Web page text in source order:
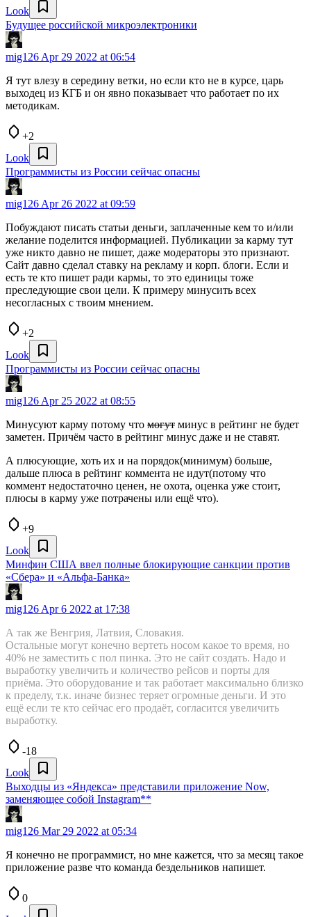
Look
Будущее российской микроэлектроники
mig126 Apr 29 2022 at 06:54
Я тут влезу в середину ветки, но если кто не в курсе, царь
выходец из КГБ и он явно показывает что работает по их
методикам.
+2
Look
Программисты из России сейчас опасны
mig126 Apr 26 2022 at 09:59
Побуждают писать статьи деньги, заплаченные кем то и/или
желание поделится информацией. Публикации за карму тут
уже никто давно не пишет, даже модераторы это признают.
Сайт давно сделал ставку на рекламу и корп. блоги. Если и
есть те кто пишет ради кармы, то это единицы тоже
преследующие свои цели. К примеру минусить всех
несогласных с твоим мнением.
+2
Look
Программисты из России сейчас опасны
mig126 Apr 25 2022 at 08:55
Минусуют карму потому что могут минус в рейтинг не будет
заметен. Причём часто в рейтинг минус даже и не ставят.
А плюсующие, хоть их и на порядок(минимум) больше,
дальше плюса в рейтинг коммента не идут(потому что
коммент недостаточно ценен, не охота, оценка уже стоит,
плюсы в карму уже потрачены или ещё что).
+9
Look
Минфин США ввел полные блокирующие санкции против
«Сбера» и «Альфа-Банка»
mig126 Apr 6 2022 at 17:38
А так же Венгрия, Латвия, Словакия.
Остальные могут конечно вертеть носом какое то время, но
40% не заместить с пол пинка. Это не сайт создать. Надо и
выработку увеличить и количество рейсов и порты для
приёма. Это оборудование и так работает максимально близко
к пределу, т.к. иначе бизнес теряет огромные деньги. И это
ещё если те кто сейчас его продаёт, согласится увеличить
выработку.
-18
Look
Выходцы из «Яндекса» представили приложение Now,
заменяющее собой Instagram**
mig126 Mar 29 2022 at 05:34
Я конечно не программист, но мне кажется, что за месяц такое
приложение разве что команда бездельников напишет.
0